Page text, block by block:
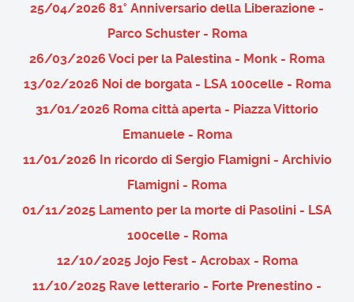
25/04/2026 81° Anniversario della Liberazione -
Parco Schuster - Roma
26/03/2026 Voci per la Palestina - Monk - Roma
13/02/2026 Noi de borgata - LSA 100celle - Roma
31/01/2026 Roma città aperta - Piazza Vittorio
Emanuele - Roma
11/01/2026 In ricordo di Sergio Flamigni - Archivio
Flamigni - Roma
01/11/2025 Lamento per la morte di Pasolini - LSA
100celle - Roma
12/10/2025 Jojo Fest - Acrobax - Roma
11/10/2025 Rave letterario - Forte Prenestino -